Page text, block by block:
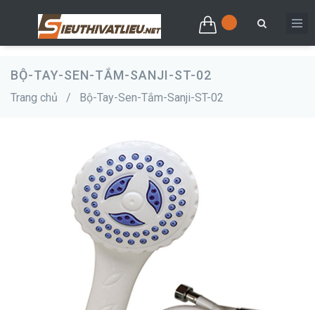
BỘ-TAY-SEN-TẮM-SANJI-ST-02
Trang chủ / Bộ-Tay-Sen-Tắm-Sanji-ST-02